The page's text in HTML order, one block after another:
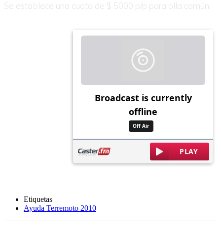
Se establece una cuota de $ 5000 p/p para olla común.
Etiquetas
Ayuda Terremoto 2010